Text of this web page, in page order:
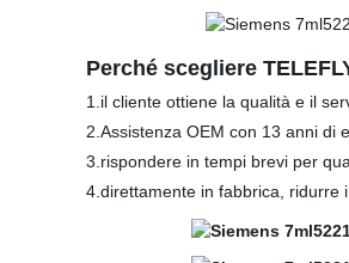
Perché scegliere
1.il cliente ottiene la qualità e il
2.Assistenza OEM con 13 anni di
3.rispondere in tempi brevi per
4.direttamente in fabbrica, ridurre